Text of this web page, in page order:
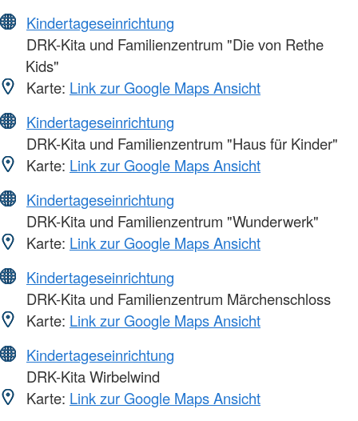
Kindertageseinrichtung
DRK-Kita und Familienzentrum "Die von Rethe
Kids"
Karte: Link zur Google Maps Ansicht
Kindertageseinrichtung
DRK-Kita und Familienzentrum "Haus für Kinder"
Karte: Link zur Google Maps Ansicht
Kindertageseinrichtung
DRK-Kita und Familienzentrum "Wunderwerk"
Karte: Link zur Google Maps Ansicht
Kindertageseinrichtung
DRK-Kita und Familienzentrum Märchenschloss
Karte: Link zur Google Maps Ansicht
Kindertageseinrichtung
DRK-Kita Wirbelwind
Karte: Link zur Google Maps Ansicht